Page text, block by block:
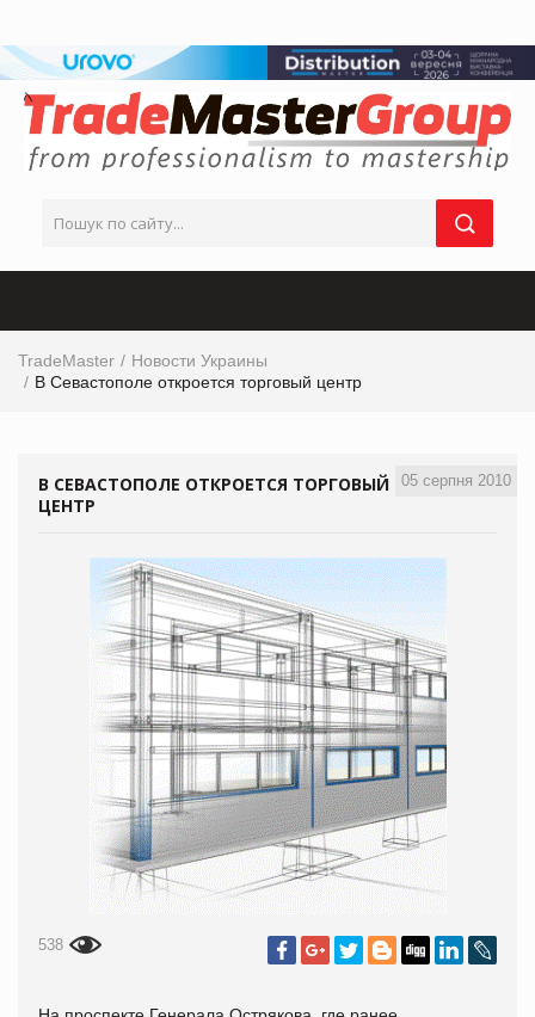
TradeMaster
Новости Украины
В Севастополе откроется торговый центр
05 серпня 2010
В СЕВАСТОПОЛЕ ОТКРОЕТСЯ ТОРГОВЫЙ
ЦЕНТР
538